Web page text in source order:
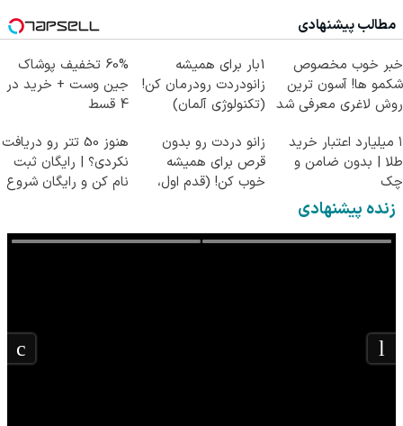
مطالب پیشنهادی
خبر خوب مخصوص
شکمو ها! آسون ترین
روش لاغری معرفی شد
1بار برای همیشه
زانودردت رودرمان کن!
(تکنولوژی آلمان)
60% تخفیف پوشاک
جین وست + خرید در
4 قسط
۱ میلیارد اعتبار خرید
طلا | بدون ضامن و
چک
زانو دردت رو بدون
قرص برای همیشه
خوب کن! (قدم اول،
هنوز 50 تتر رو دریافت
نکردی؟ | رایگان ثبت
نام کن و رایگان شروع
زنده پیشنهادی